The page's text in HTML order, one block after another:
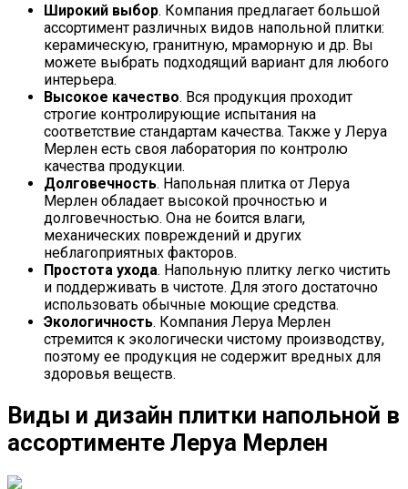
Широкий выбор. Компания предлагает большой
ассортимент различных видов напольной плитки:
керамическую, гранитную, мраморную и др. Вы
можете выбрать подходящий вариант для любого
интерьера.
Высокое качество. Вся продукция проходит
строгие контролирующие испытания на
соответствие стандартам качества. Также у Леруа
Мерлен есть своя лаборатория по контролю
качества продукции.
Долговечность. Напольная плитка от Леруа
Мерлен обладает высокой прочностью и
долговечностью. Она не боится влаги,
механических повреждений и других
неблагоприятных факторов.
Простота ухода. Напольную плитку легко чистить
и поддерживать в чистоте. Для этого достаточно
использовать обычные моющие средства.
Экологичность. Компания Леруа Мерлен
стремится к экологически чистому производству,
поэтому ее продукция не содержит вредных для
здоровья веществ.
Виды и дизайн плитки напольной в
ассортименте Леруа Мерлен